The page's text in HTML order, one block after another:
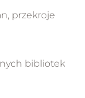
przekroje
bibliotek